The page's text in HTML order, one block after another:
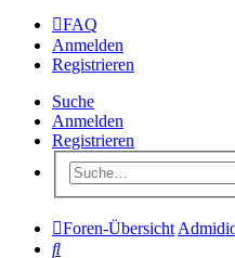
FAQ
Anmelden
Registrieren
Suche
Anmelden
Registrieren
Foren-Übersicht
Suche